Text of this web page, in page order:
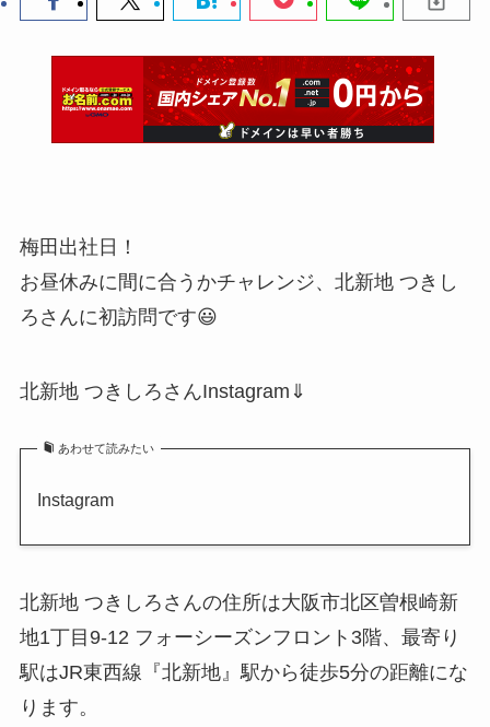
梅田出社日！
お昼休みに間に合うかチャレンジ、北新地 つきし
ろさんに初訪問です😃
北新地 つきしろさんInstagram⇓
あわせて読みたい
Instagram
北新地 つきしろさんの住所は大阪市北区曽根崎新
地1丁目9-12 フォーシーズンフロント3階、最寄り
駅はJR東西線『北新地』駅から徒歩5分の距離にな
ります。